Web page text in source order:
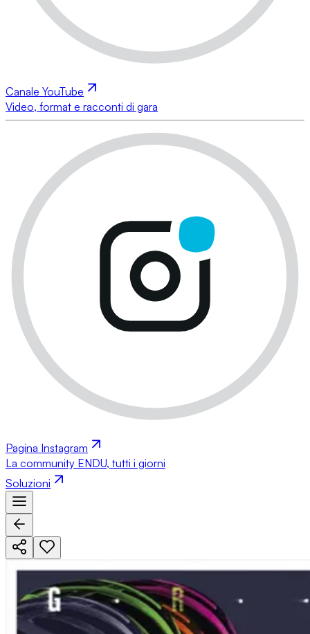
Canale YouTube
Video, format e racconti di gara
Pagina Instagram
La community ENDU, tutti i giorni
Soluzioni